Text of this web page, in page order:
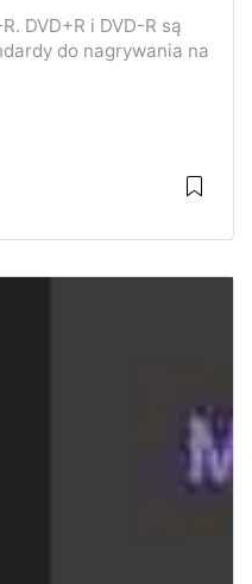
DVD+R i DVD-R są
do nagrywania na